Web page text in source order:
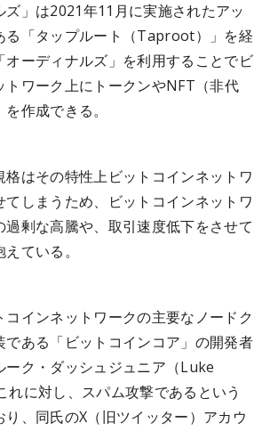
ズ」は2021年11月に実施されたアッ
る「タップルート（Taproot）」を経
オーディナルズ」を利用することでビ
トワーク上にトークンやNFT（非代
作成できる。
格はその特性上ビットコインネットワ
てしまうため、ビットコインネットワ
過剰な高騰や、取引速度低下をさせて
ている。
コインネットワークの主要なノードク
である「ビットコインコア」の開発者
ーク・ダッシュジュニア（Luke
れに対し、スパム攻撃であるという
り、同氏のX（旧ツイッター）アカウ